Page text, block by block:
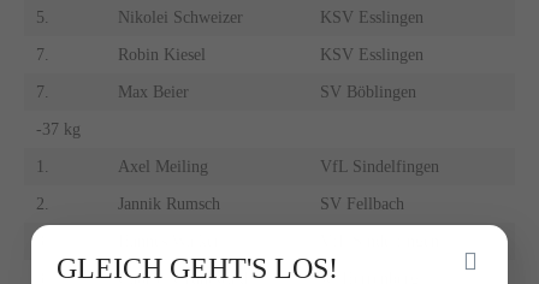
5. Nikolei Schweizer KSV Esslingen
7. Robin Kiesel KSV Esslingen
7. Max Beier SV Böblingen
-37 kg
1. Axel Meiling VfL Sindelfingen
2. Jannik Rumsch SV Fellbach
Gabriel Grünewald JC Herrenberg
Inhalt
GLEICH GEHT'S LOS!